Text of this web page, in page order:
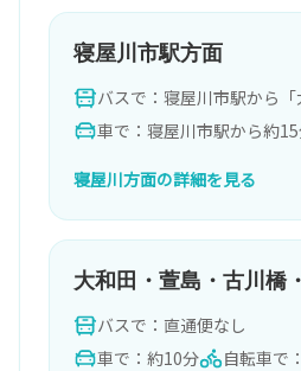
寝屋川市駅方面
バスで：寝屋川市駅から
車で：寝屋川市駅から約
寝屋川方面の詳細を見る
大和田・萱島・古川橋
バスで：直通便なし
車で：約10分
自転車で